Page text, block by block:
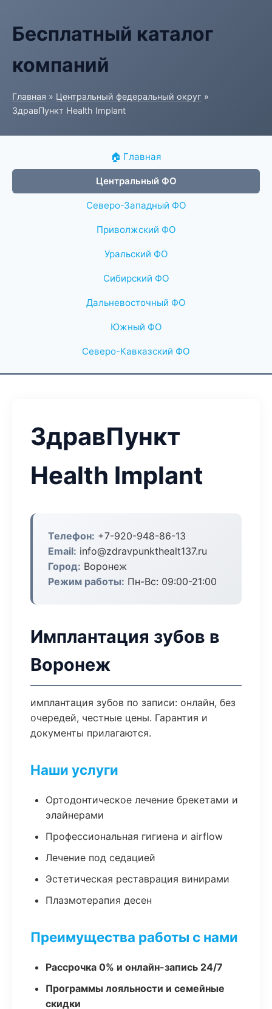
Бесплатный каталог
компаний
Главная » Центральный федеральный округ »
ЗдравПункт Health Implant
🏠 Главная
Центральный ФО
Северо-Западный ФО
Приволжский ФО
Уральский ФО
Сибирский ФО
Дальневосточный ФО
Южный ФО
Северо-Кавказский ФО
ЗдравПункт
Health Implant
Телефон: +7-920-948-86-13
Email: info@zdravpunkthealt137.ru
Город: Воронеж
Режим работы: Пн-Вс: 09:00-21:00
Имплантация зубов в
Воронеж
имплантация зубов по записи: онлайн, без
очередей, честные цены. Гарантия и
документы прилагаются.
Наши услуги
Ортодонтическое лечение брекетами и
элайнерами
Профессиональная гигиена и airflow
Лечение под седацией
Эстетическая реставрация винирами
Плазмотерапия десен
Преимущества работы с нами
Рассрочка 0% и онлайн-запись 24/7
Программы лояльности и семейные
скидки